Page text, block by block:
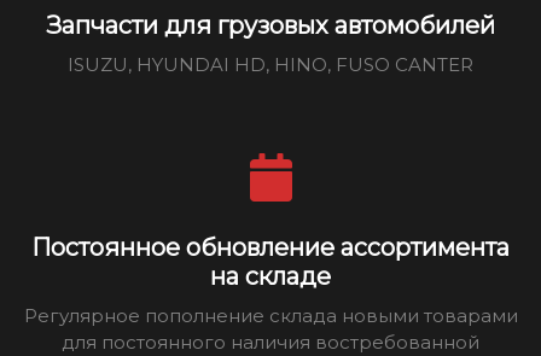
Запчасти для грузовых автомобилей
ISUZU, HYUNDAI HD, HINO, FUSO CANTER
Постоянное обновление ассортимента
на складе
Регулярное пополнение склада новыми товарами
для постоянного наличия востребованной